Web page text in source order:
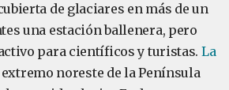
de glaciares en más de un
una estación ballenera, pero
para científicos y turistas. La
extremo noreste de la Península